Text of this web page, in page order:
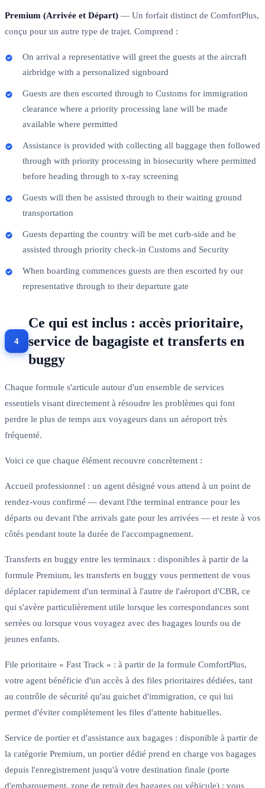
Premium (Arrivée et Départ) — Un forfait distinct de ComfortPlus,
conçu pour un autre type de trajet. Comprend :
On arrival a representative will greet the guests at the aircraft
airbridge with a personalized signboard
Guests are then escorted through to Customs for immigration
clearance where a priority processing lane will be made
available where permitted
Assistance is provided with collecting all baggage then followed
through with priority processing in biosecurity where permitted
before heading through to x-ray screening
Guests will then be assisted through to their waiting ground
transportation
Guests departing the country will be met curb-side and be
assisted through priority check-in Customs and Security
When boarding commences guests are then escorted by our
representative through to their departure gate
Ce qui est inclus : accès prioritaire,
service de bagagiste et transferts en
buggy
Chaque formule s'articule autour d'un ensemble de services
essentiels visant directement à résoudre les problèmes qui font
perdre le plus de temps aux voyageurs dans un aéroport très
fréquenté.
Voici ce que chaque élément recouvre concrètement :
Accueil professionnel : un agent désigné vous attend à un point de
rendez-vous confirmé — devant l'the terminal entrance pour les
départs ou devant l'the arrivals gate pour les arrivées — et reste à vos
côtés pendant toute la durée de l'accompagnement.
Transferts en buggy entre les terminaux : disponibles à partir de la
formule Premium, les transferts en buggy vous permettent de vous
déplacer rapidement d'un terminal à l'autre de l'aéroport d'CBR, ce
qui s'avère particulièrement utile lorsque les correspondances sont
serrées ou lorsque vous voyagez avec des bagages lourds ou de
jeunes enfants.
File prioritaire « Fast Track » : à partir de la formule ComfortPlus,
votre agent bénéficie d'un accès à des files prioritaires dédiées, tant
au contrôle de sécurité qu'au guichet d'immigration, ce qui lui
permet d'éviter complètement les files d'attente habituelles.
Service de portier et d'assistance aux bagages : disponible à partir de
la catégorie Premium, un portier dédié prend en charge vos bagages
depuis l'enregistrement jusqu'à votre destination finale (porte
d'embarquement, zone de retrait des bagages ou véhicule) ; vous